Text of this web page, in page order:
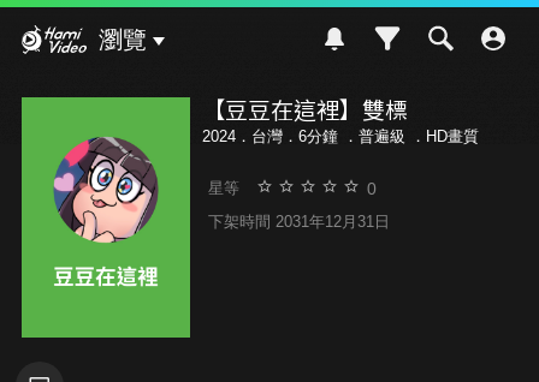
瀏覽
【豆豆在這裡】雙標
2024．台灣．6分鐘 ． 普遍級 ．HD畫質
星等 0
下架時間 2031年12月31日